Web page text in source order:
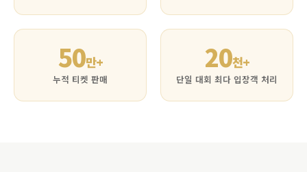
50만+
누적 티켓 판매
20천+
단일 대회 최다 입장객 처리